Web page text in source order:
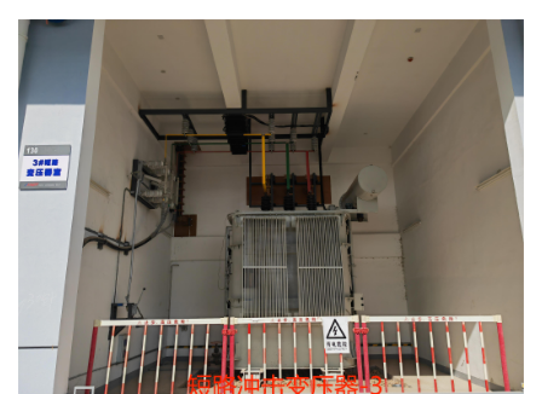
迎峰度夏，别让电气火灾 偷走你的清
凉与
湖南电科院检测集团有限公司实习生
招聘公告
敲定！阿里数据中心试验方案核心参
数落地
湖南电科院检测集团有限公司公开招
聘拟录